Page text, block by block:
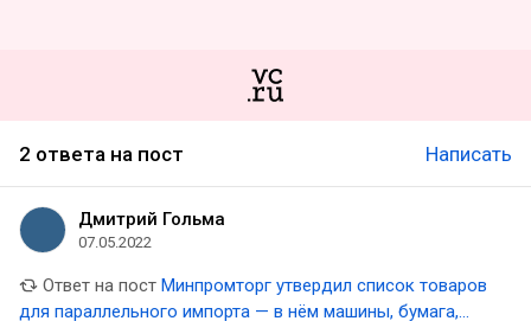
2 ответа на пост Написать
Дмитрий Гольма
07.05.2022
Ответ на пост Минпромторг утвердил список товаров
для параллельного импорта — в нём машины, бумага,